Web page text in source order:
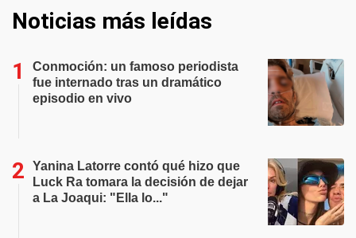
Noticias más leídas
Conmoción: un famoso periodista
fue internado tras un dramático
episodio en vivo
Yanina Latorre contó qué hizo que
Luck Ra tomara la decisión de dejar
a La Joaqui: "Ella lo..."